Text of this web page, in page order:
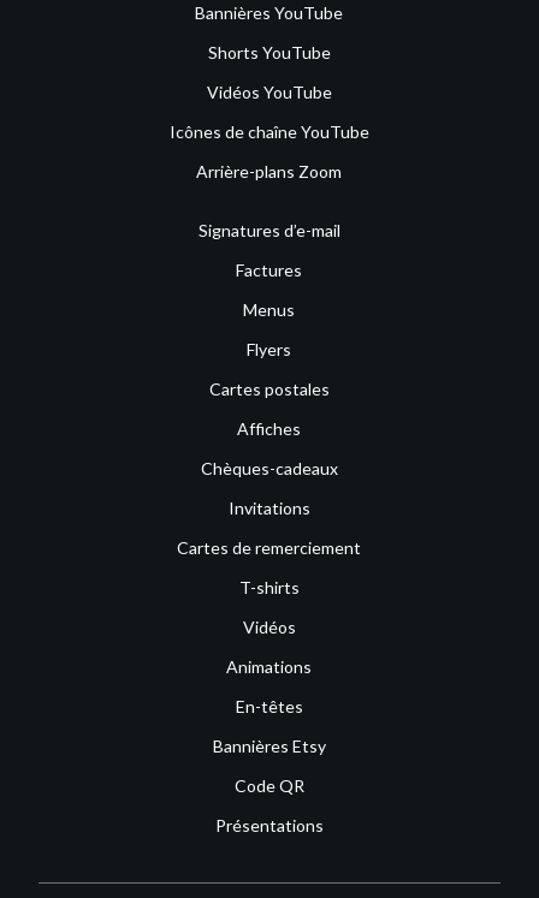
Bannières YouTube
Shorts YouTube
Vidéos YouTube
Icônes de chaîne YouTube
Arrière-plans Zoom
Signatures d’e-mail
Factures
Menus
Flyers
Cartes postales
Affiches
Chèques-cadeaux
Invitations
Cartes de remerciement
T-shirts
Vidéos
Animations
En-têtes
Bannières Etsy
Code QR
Présentations